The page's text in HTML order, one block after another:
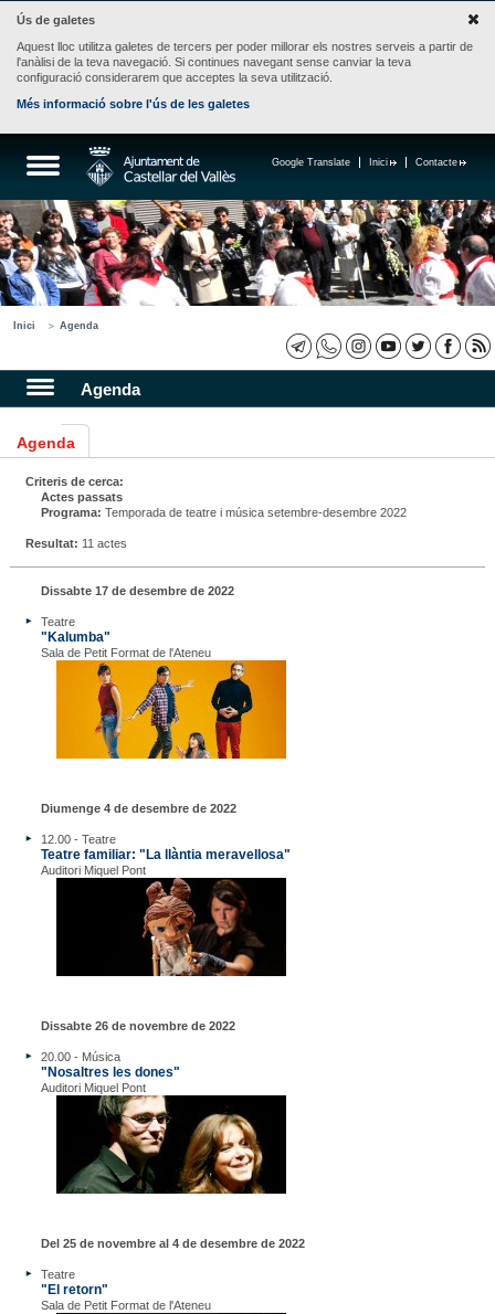
Ús de galetes
Aquest lloc utilitza galetes de tercers per poder millorar els nostres serveis a partir de
l'anàlisi de la teva navegació. Si continues navegant sense canviar la teva
configuració considerarem que acceptes la seva utilització.
Més informació sobre l'ús de les galetes
Contacte
Inici
Google Translate
Inici Agenda
Agenda
Agenda
Criteris de cerca:
Actes passats
Programa: Temporada de teatre i música setembre-desembre 2022
Resultat: 11 actes
Dissabte 17 de desembre de 2022
Teatre
"Kalumba"
Sala de Petit Format de l'Ateneu
Diumenge 4 de desembre de 2022
12.00 - Teatre
Teatre familiar: "La llàntia meravellosa"
Auditori Miquel Pont
Dissabte 26 de novembre de 2022
20.00 - Música
"Nosaltres les dones"
Auditori Miquel Pont
Del 25 de novembre al 4 de desembre de 2022
Teatre
"El retorn"
Sala de Petit Format de l'Ateneu